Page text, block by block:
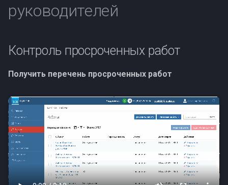
руководителей
Контроль просроченных работ
Получить перечень просроченных работ